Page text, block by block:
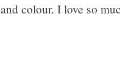
colour. I love so